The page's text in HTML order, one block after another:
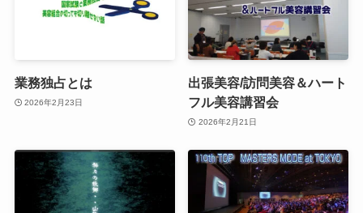
業務独占とは
2026年2月23日
出張美容/訪問美容＆ハート
フル美容講習会
2026年2月21日